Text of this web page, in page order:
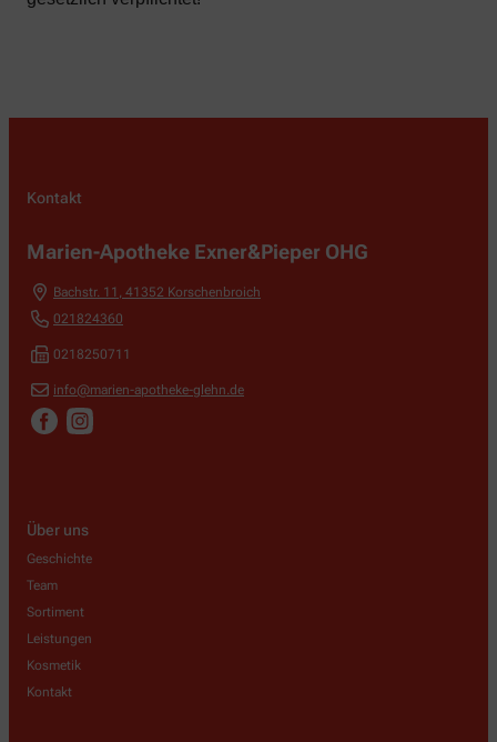
Kontakt
Marien-Apotheke Exner&Pieper OHG
Bachstr. 11 , 41352 Korschenbroich
021824360
0218250711
info@marien-apotheke-glehn.de
Über uns
Geschichte
Team
Sortiment
Leistungen
Kosmetik
Kontakt